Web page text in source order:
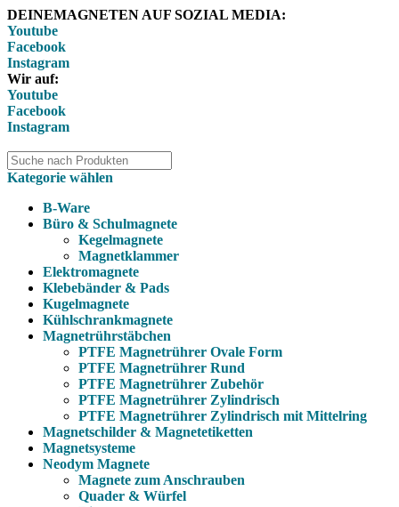
DEINEMAGNETEN AUF SOZIAL MEDIA:
Youtube
Facebook
Instagram
Wir auf:
Youtube
Facebook
Instagram
Kategorie wählen
B-Ware
Büro & Schulmagnete
Kegelmagnete
Magnetklammer
Elektromagnete
Klebebänder & Pads
Kugelmagnete
Kühlschrankmagnete
Magnetrührstäbchen
PTFE Magnetrührer Ovale Form
PTFE Magnetrührer Rund
PTFE Magnetrührer Zubehör
PTFE Magnetrührer Zylindrisch
PTFE Magnetrührer Zylindrisch mit Mittelring
Magnetschilder & Magnetetiketten
Magnetsysteme
Neodym Magnete
Magnete zum Anschrauben
Quader & Würfel